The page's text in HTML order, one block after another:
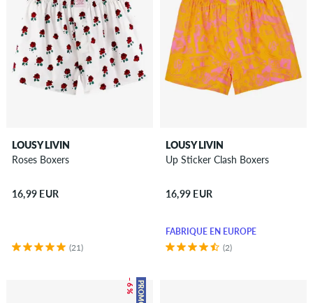
LOUSY LIVIN
Roses Boxers
16,99 EUR
(21)
LOUSY LIVIN
Up Sticker Clash Boxers
16,99 EUR
FABRIQUÉ EN EUROPE
(2)
PROMO
– 6 %